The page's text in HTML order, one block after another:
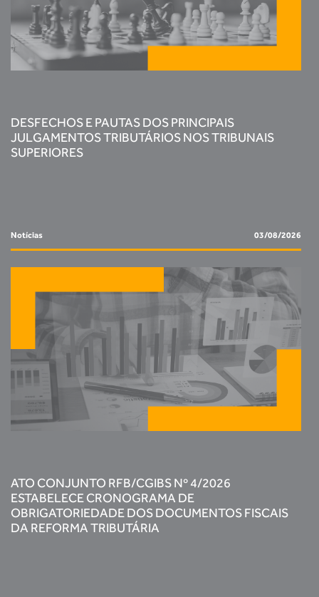
DESFECHOS E PAUTAS DOS PRINCIPAIS
JULGAMENTOS TRIBUTÁRIOS NOS TRIBUNAIS
SUPERIORES
Notícias 03/08/2026
ATO CONJUNTO RFB/CGIBS Nº 4/2026
ESTABELECE CRONOGRAMA DE
OBRIGATORIEDADE DOS DOCUMENTOS FISCAIS
DA REFORMA TRIBUTÁRIA